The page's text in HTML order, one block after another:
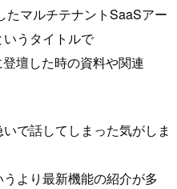
たマルチテナントSaaSアー
うタイトルで
壇した時の資料や関連
で話してしまった気がしま
より最新機能の紹介が多